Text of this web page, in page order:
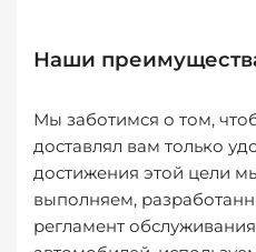
Наши
Мы заботимся о том,
доставлял вам только
достижения этой цели
выполняем,
регламент